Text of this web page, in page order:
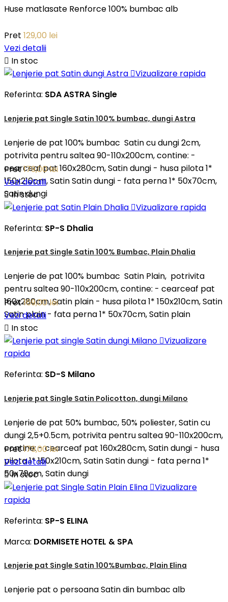
Huse matlasate Renforce 100% bumbac alb
Pret 129,00 lei
Vezi detalii
 In stoc
Vizualizare rapida
Referinta: SDA ASTRA Single
Lenjerie pat Single Satin 100% bumbac, dungi Astra
Lenjerie de pat 100% bumbac Satin cu dungi 2cm,
potrivita pentru saltea 90-110x200cm, contine: -
cearceaf pat 160x280cm, Satin dungi - husa pilota 1*
150x210cm, Satin Satin dungi - fata perna 1* 50x70cm,
Satin dungi
Pret179,00 lei
Vezi detalii
In stoc
Vizualizare rapida
Referinta: SP-S Dhalia
Lenjerie pat Single Satin 100% Bumbac, Plain Dhalia
Lenjerie de pat 100% bumbac Satin Plain, potrivita
pentru saltea 90-110x200cm, contine: - cearceaf pat
160x280cm, Satin plain - husa pilota 1* 150x210cm, Satin
Satin plain - fata perna 1* 50x70cm, Satin plain
Pret169,00 lei
Vezi detalii
 In stoc
Vizualizare
rapida
Referinta: SD-S Milano
Lenjerie pat Single Satin Policotton, dungi Milano
Lenjerie de pat 50% bumbac, 50% poliester, Satin cu
dungi 2,5+0.5cm, potrivita pentru saltea 90-110x200cm,
contine: - cearceaf pat 160x280cm, Satin dungi - husa
pilota 1* 150x210cm, Satin Satin dungi - fata perna 1*
50x70cm, Satin dungi
Pret179,00 lei
Vezi detalii
In stoc
Vizualizare
rapida
Referinta: SP-S ELINA
Marca: DORMISETE HOTEL & SPA
Lenjerie pat Single Satin 100%Bumbac, Plain Elina
Lenjerie pat o persoana Satin din bumbac alb